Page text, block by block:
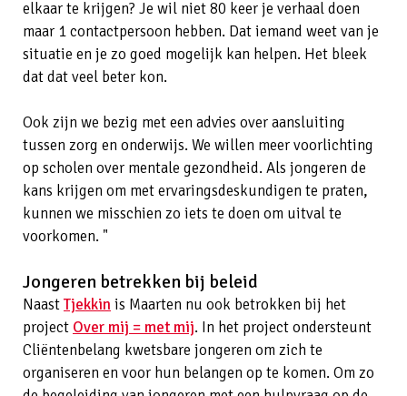
elkaar te krijgen? Je wil niet 80 keer je verhaal doen
maar 1 contactpersoon hebben. Dat iemand weet van je
situatie en je zo goed mogelijk kan helpen. Het bleek
dat dat veel beter kon.
Ook zijn we bezig met een advies over aansluiting
tussen zorg en onderwijs. We willen meer voorlichting
op scholen over mentale gezondheid. Als jongeren de
kans krijgen om met ervaringsdeskundigen te praten,
kunnen we misschien zo iets te doen om uitval te
voorkomen. "
Jongeren betrekken bij beleid
NaastTjekkin is Maarten nu ook betrokken bij het
project Over mij = met mij. In het project ondersteunt
Cliëntenbelang kwetsbare jongeren om zich te
organiseren en voor hun belangen op te komen. Om zo